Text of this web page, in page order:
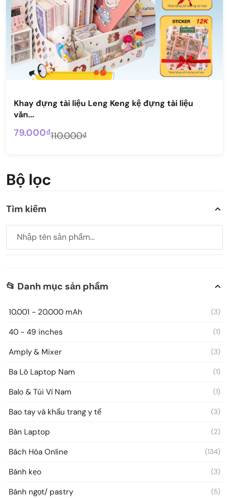
Khay đựng tài liệu Leng Keng kệ đựng tài liệu
văn...
79.000₫110.000₫
Bộ lọc
Tìm kiếm
📂 Danh mục sản phẩm
10.001 - 20.000 mAh (3)
40 - 49 inches (1)
Amply & Mixer (3)
Ba Lô Laptop Nam (1)
Balo & Túi Ví Nam (1)
Bao tay và khẩu trang y tế (3)
Bàn Laptop (2)
Bách Hóa Online (134)
Bánh kẹo (3)
Bánh ngọt/ pastry (5)